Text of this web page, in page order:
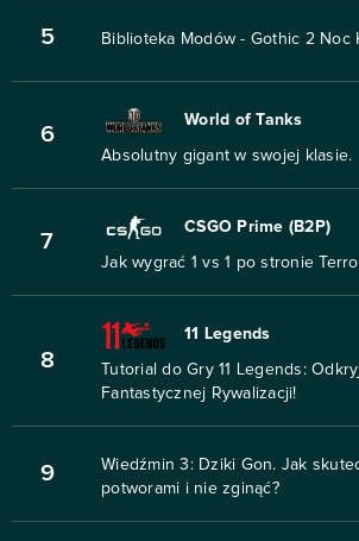
5 Biblioteka Modów - Gothic 2 Noc
6
World of Tanks
Absolutny gigant w swojej klasie.
7
CSGO Prime (B2P)
Jak wygrać 1 vs 1 po stronie
8
11 Legends
Tutorial do Gry 11 Legends:
Fantastycznej Rywalizacji!
9
Wiedźmin 3: Dziki Gon. Jak
potworami i nie zginąć?